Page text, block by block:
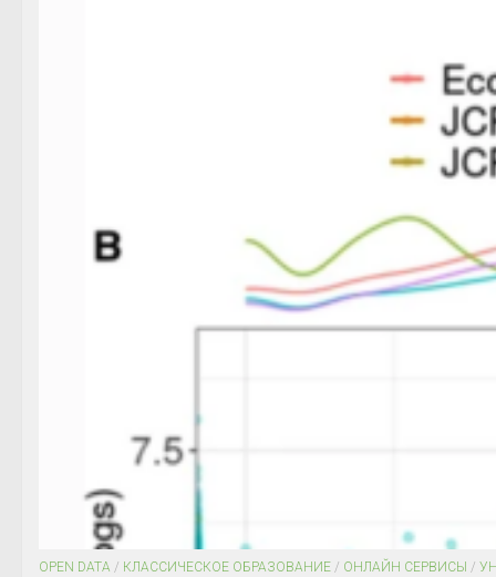
OPEN DATA / КЛАССИЧЕСКОЕ ОБРАЗОВАНИЕ / ОНЛАЙН СЕРВИСЫ /